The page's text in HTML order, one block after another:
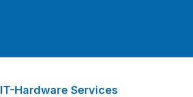
IT-Hardware Services